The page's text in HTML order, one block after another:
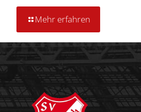
Mehr erfahren